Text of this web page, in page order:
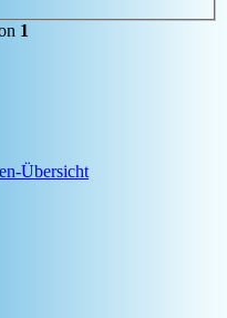
1
Übersicht